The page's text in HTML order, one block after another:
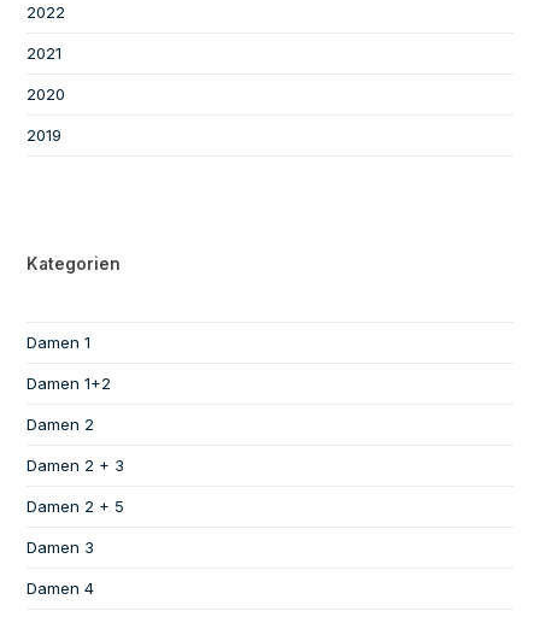
2022
2021
2020
2019
Kategorien
Damen 1
Damen 1+2
Damen 2
Damen 2 + 3
Damen 2 + 5
Damen 3
Damen 4